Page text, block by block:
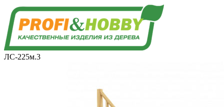
ЛС-225м.3